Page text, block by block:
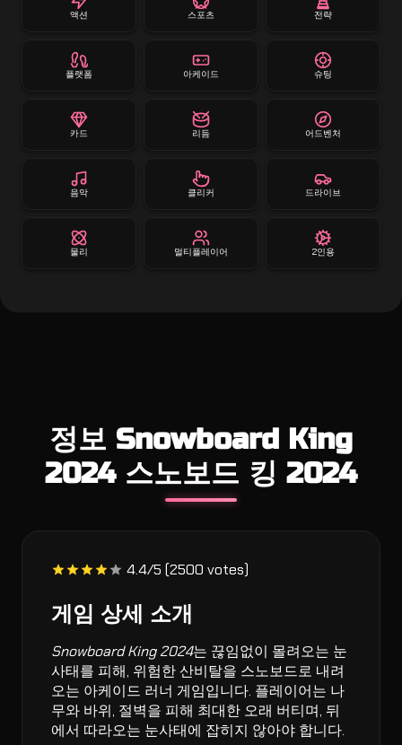
액션 스포츠 전략
플랫폼 아케이드 슈팅
카드 리듬 어드벤처
음악 클리커 드라이브
물리 멀티플레이어 2인용
정보 Snowboard King
2024 스노보드 킹 2024
4.4/5 (2500 votes)
게임 상세 소개
Snowboard King 2024는 끊임없이 몰려오는 눈
사태를 피해, 위험한 산비탈을 스노보드로 내려
오는 아케이드 러너 게임입니다. 플레이어는 나
무와 바위, 절벽을 피해 최대한 오래 버티며, 뒤
에서 따라오는 눈사태에 잡히지 않아야 합니다.